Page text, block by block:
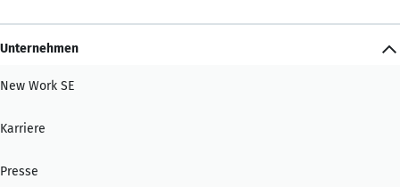
Unternehmen
New Work SE
Karriere
Presse